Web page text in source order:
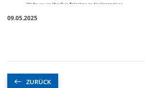
09.05.2025
ZURÜCK